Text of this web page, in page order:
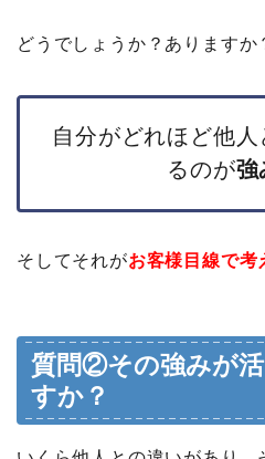
どうでしょうか？ありますか
自分がどれほど他
るのが強
そしてそれがお客様目線で考
質問②その強みが
すか？